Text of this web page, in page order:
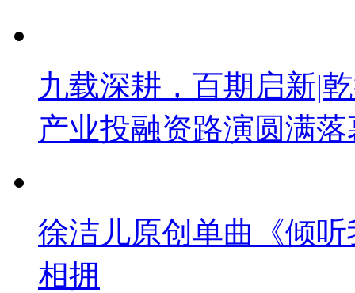
九载深耕，百期启新|
产业投融资路演圆满落
徐洁儿原创单曲《倾
相拥